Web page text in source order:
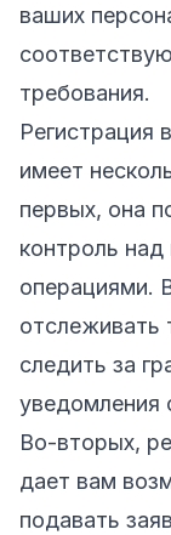
ваших
требования.
Регистрация
имеет
первых, она
контроль
операциями.
отслеживать
следить за
уведомления
Во-вторых,
дает вам
подавать